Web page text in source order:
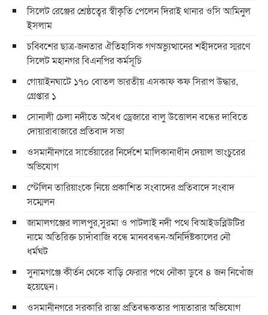
সিলেট রেঞ্জের শ্রেষ্ঠত্বের স্বীকৃতি পেলেন দিরাই থানার ওসি আমিনুল
ইসলাম
চব্বিশের ছাত্র-জনতার ঐতিহাসিক গণঅভ্যুত্থানের শহীদদের স্মরণে
সিলেট মহানগর বিএনপির কর্মসূচি
গোয়াইনঘাটে ১৭০ বোতল ভারতীয় এসকাফ কফ সিরাপ উদ্ধার,
গ্রেপ্তার ১
সোনালী চেলা নদীতে অবৈধ ড্রেজারে বালু উত্তোলন বন্ধের দাবিতে
দোয়ারাবাজারে প্রতিবাদ সভা
ওসমানীনগরে সার্ভেয়ারের নির্দেশে মালিকানাধীন দেয়াল ভাংচুরের
অভিযোগ
স্টেলিন তারিয়াংকে নিয়ে প্রকাশিত সংবাদের প্রতিবাদে সংবাদ
সম্মেলন
জামালগঞ্জের লালপুর,সুরমা ও পাটলাই নদী পথে বিআইডব্লিউটির
নামে অতিরিক্ত চাদাঁবাজি বন্ধে মানববন্ধন-অনির্দিষ্টকালের নৌ
ধর্মঘট
সুনামগঞ্জে কীর্তন থেকে বাড়ি ফেরার পথে নৌকা ডুবে ৪ জন নিখোঁজ
হয়েছেন।
ওসমানীনগরে সরকারি রাস্তা প্রতিবন্ধকতার পায়তারার অভিযোগ